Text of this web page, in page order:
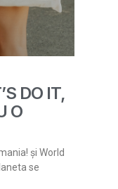
DO IT,
O
și World
se